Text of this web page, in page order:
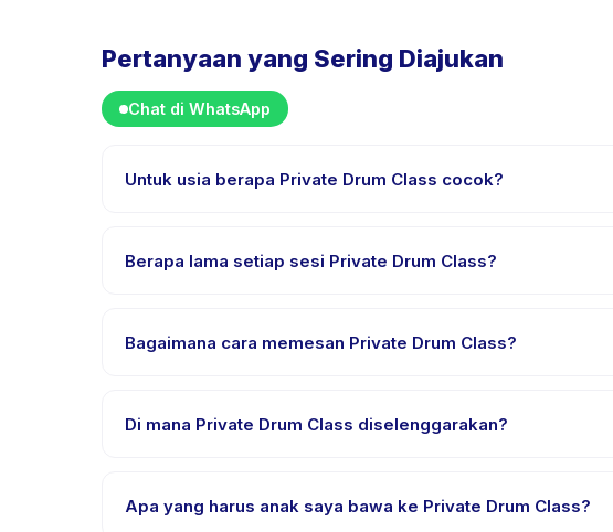
Pertanyaan yang Sering Diajukan
Chat di WhatsApp
Untuk usia berapa Private Drum Class cocok?
setiap anak mendapat tantangan yang sesuai.
Berapa lama setiap sesi Private Drum Class?
Bagaimana cara memesan Private Drum Class?
setelah pembayaran berhasil.
Di mana Private Drum Class diselenggarakan?
Apa yang harus anak saya bawa ke Private Drum Class?